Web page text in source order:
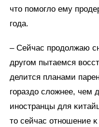
что помогло ему
года.
– Сейчас продолжаю
другом пытаемся
делится планами
гораздо сложнее, чем
иностранцы для
то сейчас отношение